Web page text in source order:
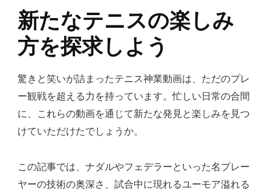
新たなテニスの楽しみ
方を探求しよう
驚きと笑いが詰まったテニス神業動画は、ただのプレ
ー観戦を超える力を持っています。忙しい日常の合間
に、これらの動画を通じて新たな発見と楽しみを見つ
けていただけたでしょうか。
この記事では、ナダルやフェデラーといった名プレー
ヤーの技術の奥深さ、試合中に現れるユーモア溢れる